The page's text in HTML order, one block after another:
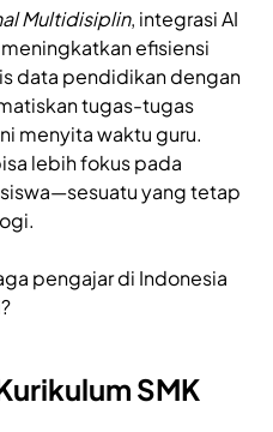
Multidisiplin, integrasi AI
efisiensi
data pendidikan dengan
tugas-tugas
menyita waktu guru.
lebih fokus pada
yang tetap
pengajar di Indonesia
SMK